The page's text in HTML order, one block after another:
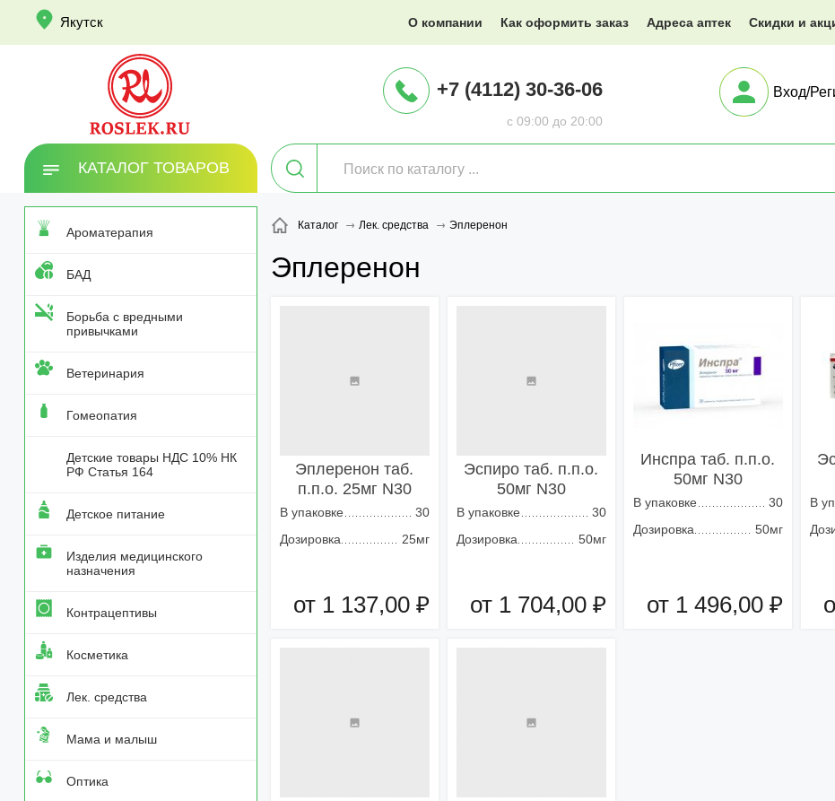
info@XXX.ru
О компании Как оформить заказ Адреса аптек Скидки и
с 09:00 до 20:00
+7 (4112) 30-36-06 Вход/
Якутск
КАТАЛОГ ТОВАРОВ
Ароматерапия
БАД
Борьба с вредными
привычками
Ветеринария
Гомеопатия
Детские товары НДС 10% НК
РФ Статья 164
Детское питание
Изделия медицинского
назначения
Контрацептивы
Косметика
Лек. средства
Мама и малыш
Оптика
Каталог Лек. средства Эплеренон
Эплеренон
Эплеренон таб.
п.п.о. 25мг N30
В упаковке
30
Дозировка
25мг
от 1 137,00 ₽
Эспиро таб. п.п.о.
50мг N30
В упаковке
30
Дозировка
50мг
от 1 704,00 ₽
Инспра таб. п.п.о.
50мг N30
В упаковке
30
Дозировка
50мг
от 1 496,00 ₽
В